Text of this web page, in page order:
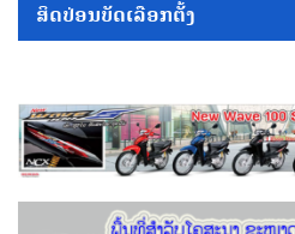
ສິດປ່ອນບັດເລືອກຕັ້ງ